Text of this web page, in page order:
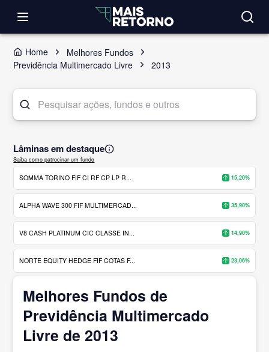
Home
Melhores Fundos
Previdência Multimercado Livre
2013
Lâminas em destaque
Saiba como patrocinar um fundo
SOMMA TORINO FIF CI RF CP LP R... 15,20%
ALPHA WAVE 300 FIF MULTIMERCAD... 35,90%
V8 CASH PLATINUM CIC CLASSE IN... 14,90%
NORTE EQUITY HEDGE FIF COTAS F... 23,06%
Melhores Fundos de
Previdência Multimercado
Livre de 2013